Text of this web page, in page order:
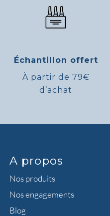
Échantillon offert
À partir de 79€
d’achat
A propos
Nos produits
Nos engagements
Blog